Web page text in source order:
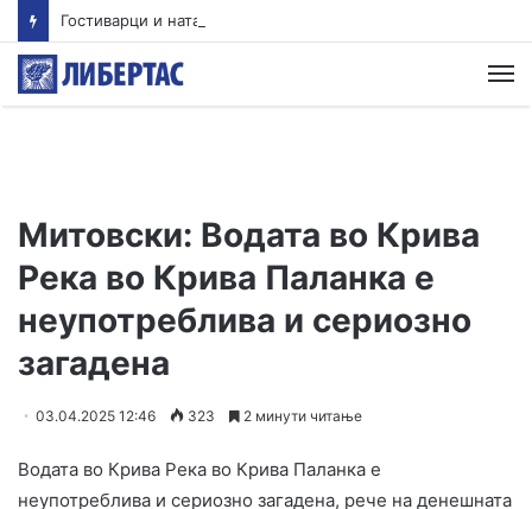
Гостиварци и натаму без пивка вода
Митовски: Водата во Крива
Река во Крива Паланка е
неупотреблива и сериозно
загадена
03.04.2025 12:46 323 2 минути читање
Водата во Крива Река во Крива Паланка е
неупотреблива и сериозно загадена, рече на денешната